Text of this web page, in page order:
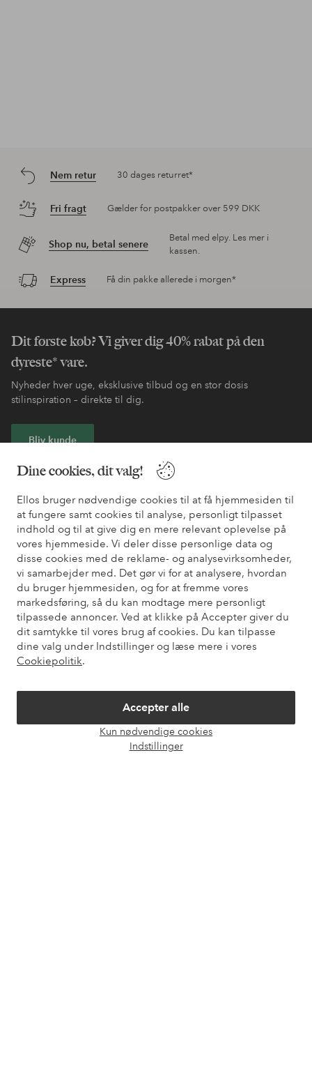
Dine cookies, dit valg!
Ellos bruger nødvendige cookies til at få hjemmesiden til
at fungere samt cookies til analyse, personligt tilpasset
indhold og til at give dig en mere relevant oplevelse på
vores hjemmeside. Vi deler disse personlige data og
disse cookies med de reklame- og analysevirksomheder,
vi samarbejder med. Det gør vi for at analysere, hvordan
du bruger hjemmesiden, og for at fremme vores
markedsføring, så du kan modtage mere personligt
tilpassede annoncer. Ved at klikke på Accepter giver du
dit samtykke til vores brug af cookies. Du kan tilpasse
dine valg under Indstillinger og læse mere i vores
Cookiepolitik.
Accepter alle
Kun nødvendige cookies
Indstillinger
Nem retur 30 dages returret*
Fri fragt Gælder for postpakker over 599 DKK
Shop nu, betal senere
Betal med elpy. Les mer i
kassen.
Express Få din pakke allerede i morgen*
Dit første køb? Vi giver dig 40% rabat på den
dyreste* vare.
Nyheder hver uge, eksklusive tilbud og en stor dosis
stilinspiration – direkte til dig.
Bliv kunde
* Se tilbudsbetingelser ved registrering
Har du brug for hjælp?
Du kan finde svar på de oftest stillede spørgsmål i vores FAQ.
Du kan også finde oplysninger om, hvordan du kontakter os.
Kundeservice Bestilling Betalingsmåde
Mine sider
Om Ellos